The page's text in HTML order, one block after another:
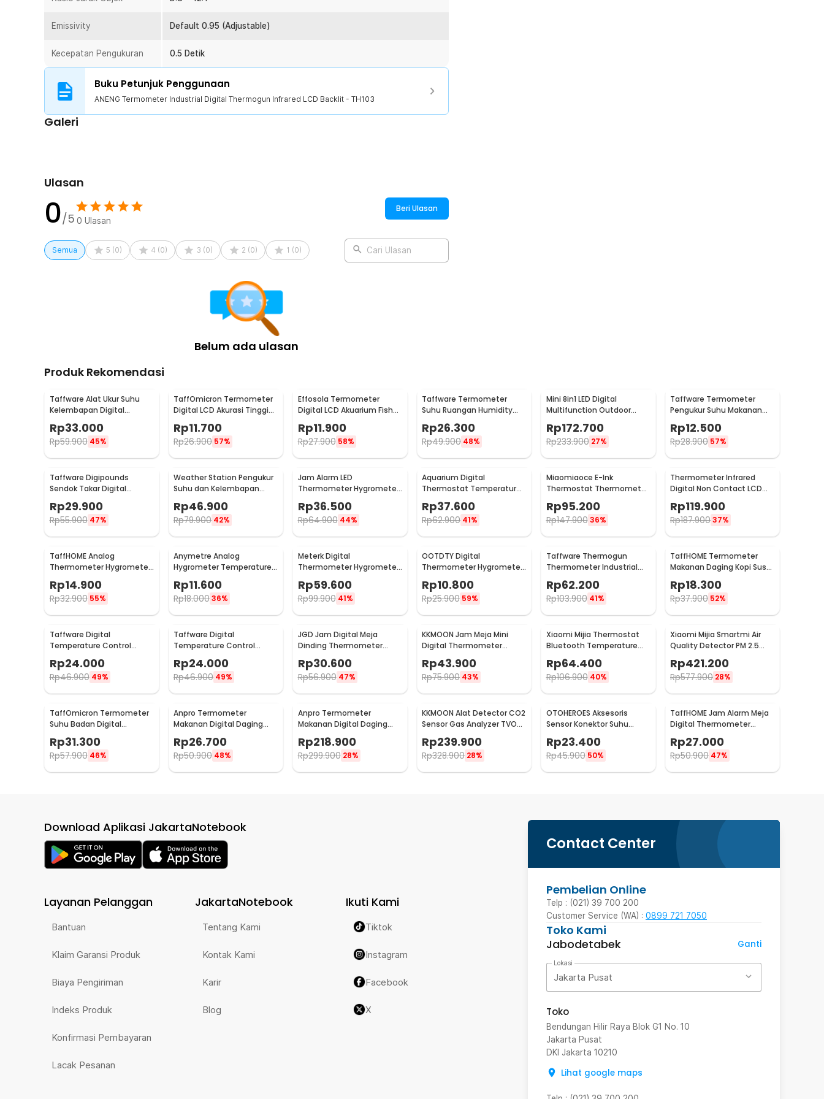
atau dapur. Mengecek suhu pada sistem HVAC, mengecek suhu mesin mobil, memeriksa suhu
pada panel listrik, hingga memeriksa suhu makanan. Desainnya yang praktis dan ergonomis
Kelengkapan Produk
Rincian yang Anda dapatkan untuk pembelian produk ini:
1 x Panduan Penggunaan
Emissivity Default 0.95 (Adjustable)
Kecepatan Pengukuran 0.5 Detik
Buku Petunjuk Penggunaan
ANENG Termometer Industrial Digital Thermogun Infrared LCD Backlit - TH103
Galeri
Ulasan
0/5 0 Ulasan
Beri Ulasan
Semua 5 (0) 4 (0) 3 (0) 2 (0) 1 (0) Cari Ulasan
Belum ada ulasan
Produk Rekomendasi
Taffware Alat Ukur Suhu
Kelembapan Digital
dengan Jam Alarm
Kalender - HTC-2
Rp33.000
Rp59.900 45%
TaffOmicron Termometer
Digital LCD Akurasi Tinggi
DT4B
Rp11.700
Rp26.900 57%
Effosola Termometer
Digital LCD Akuarium Fish
TPM-10
Rp11.900
Rp27.900 58%
Taffware Termometer
Suhu Ruangan Humidity
Hygrometer Clock
Calendar - HTC-1
Rp26.300
Rp49.900 48%
Mini 8in1 LED Digital
Multifunction Outdoor
- RV77
Rp172.700
Rp233.900 27%
Taffware Termometer
Pengukur Suhu Makanan
TP101
Rp12.500
Rp28.900 57%
Taffware Digipounds
Sendok Takar Digital
- HM10
Rp29.900
Rp55.900 47%
Weather Station Pengukur
Suhu dan Kelembapan
Desk Jam Alarm - 3210
Rp46.900
Rp79.900 42%
Jam Alarm LED
Thermometer Hygrometer
Forecast Weather Station -
2159T
Rp36.500
Rp64.900 44%
Aquarium Digital
Thermostat Temperature
Controller Sensor
Multifungsi - STC-1000
Rp37.600
Rp62.900 41%
Miaomiaoce E-Ink
Thermostat Thermometer
C201
Rp95.200
Rp147.900 36%
Thermometer Infrared
Digital Non Contact LCD
Rp119.900
Rp187.90037%
TaffHOME Analog
Thermometer Hygrometer
TH101B
Rp14.900
Rp32.900 55%
Anymetre Analog
Hygrometer Temperature
Humidity Monitor - TH-108
Rp11.600
Rp18.00036%
Meterk Digital
Thermometer Hygrometer
Min Max Value - CJ-3305F
Rp59.600
Rp99.900 41%
OOTDTY Digital
Thermometer Hygrometer
Humidity Built-In Probe -
SD583
Rp10.800
Rp25.900 59%
Taffware Thermogun
Thermometer Industrial
Laser Infrared NonContact
- CX6000
Rp62.200
Rp103.900 41%
TaffHOME Termometer
Makanan Daging Kopi Susu
Analog Single Probe -
D9144
Rp18.300
Rp37.900 52%
Taffware Digital
Temperature Control
Microcomputer 12V - XH-
W3001
Rp24.000
Rp46.900 49%
Taffware Digital
Temperature Control
Microcomputer 220V - XH-
W3001
Rp24.000
Rp46.900 49%
JGD Jam Digital Meja
Dinding Thermometer
Hygrometer Sensor - ZL20
Rp30.600
Rp56.900 47%
KKMOON Jam Meja Mini
Digital Thermometer
Hygrometer Weather
Station - CX220
Rp43.900
Rp75.900 43%
Xiaomi Mijia Thermostat
Bluetooth Temperature
Humidity Thermometer 2 -
LYWSD03MMC
Rp64.400
Rp106.900 40%
Xiaomi Mijia Smartmi Air
Quality Detector PM 2.5
Rp421.200
Rp577.900 28%
TaffOmicron Termometer
Suhu Badan Digital
Thermogun Infrared
Memory - AD801
Rp31.300
Rp57.900 46%
Anpro Termometer
Makanan Digital Daging
Kopi Susu Foldable 1 Probe -
BW-188
Rp26.700
Rp50.900 48%
Anpro Termometer
Makanan Digital Daging
Kopi Susu Wireless 2 Probe
- KN6008-2
Rp218.900
Rp299.900 28%
KKMOON Alat Detector CO2
Sensor Gas Analyzer TVOC
HCHO AQI - JSM-131 SC
Rp239.900
Rp328.900 28%
OTOHEROES Aksesoris
Sensor Konektor Suhu
Selang Radiator Mesin
Motor 18mm
Rp23.400
Rp45.900 50%
TaffHOME Jam Alarm Meja
Digital Thermometer
Station - 2158
Rp27.000
Rp50.900 47%
Contact Center
Pembelian Online
Telp : (021) 39 700 200
Customer Service (WA) : 0899 721 7050
Toko Kami
Jabodetabek
Ganti
Lokasi
Jakarta Pusat
Toko
Bendungan Hilir Raya Blok G1 No. 10
Jakarta Pusat
DKI Jakarta 10210
Lihat google maps
Download Aplikasi JakartaNotebook
Layanan Pelanggan
Bantuan
Klaim Garansi Produk
Biaya Pengiriman
Indeks Produk
Konfirmasi Pembayaran
Lacak Pesanan
JakartaNotebook
Tentang Kami
Kontak Kami
Karir
Blog
Ikuti Kami
Tiktok
Instagram
Facebook
X